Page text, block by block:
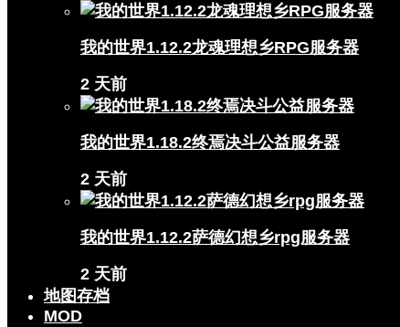
我的世界1.12.2龙魂理想乡RPG服务器
2 天前
我的世界1.18.2终焉决斗公益服务器
2 天前
我的世界1.12.2萨德幻想乡rpg服务器
2 天前
地图存档
MOD